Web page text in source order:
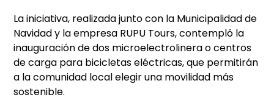
La iniciativa, realizada junto con la Municipalidad de
Navidad y la empresa RUPU Tours, contempló la
inauguración de dos microelectrolinera o centros
de carga para bicicletas eléctricas, que permitirán
a la comunidad local elegir una movilidad más
sostenible.